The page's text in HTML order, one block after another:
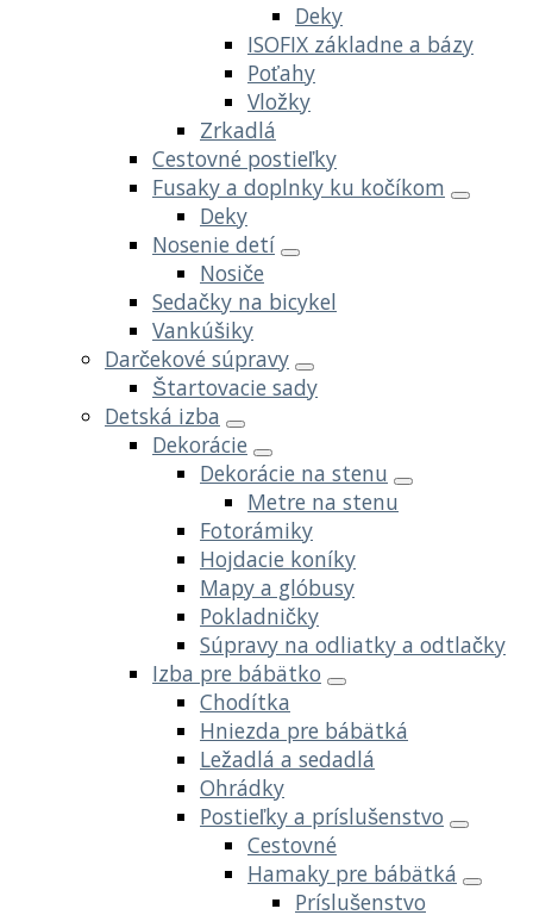
Deky
ISOFIX základne a bázy
Poťahy
Vložky
Zrkadlá
Cestovné postieľky
Fusaky a doplnky ku kočíkom
Deky
Nosenie detí
Nosiče
Sedačky na bicykel
Vankúšiky
Darčekové súpravy
Štartovacie sady
Detská izba
Dekorácie
Dekorácie na stenu
Metre na stenu
Fotorámiky
Hojdacie koníky
Mapy a glóbusy
Pokladničky
Súpravy na odliatky a odtlačky
Izba pre bábätko
Chodítka
Hniezda pre bábätká
Ležadlá a sedadlá
Ohrádky
Postieľky a príslušenstvo
Cestovné
Hamaky pre bábätká
Príslušenstvo